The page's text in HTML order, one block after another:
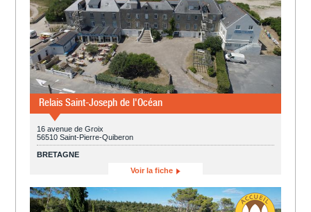
Relais Saint-Joseph de l'Océan
16 avenue de Groix
56510 Saint-Pierre-Quiberon
BRETAGNE
Voir la fiche